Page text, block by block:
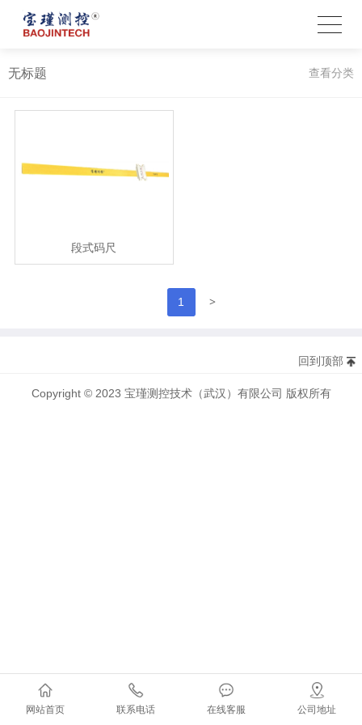
无标题 查看分类
段式码尺
1 >
网站首页 联系电话 在线客服 公司地址
回到顶部
Copyright © 2023 宝瑾测控技术（武汉）有限公司 版权所有